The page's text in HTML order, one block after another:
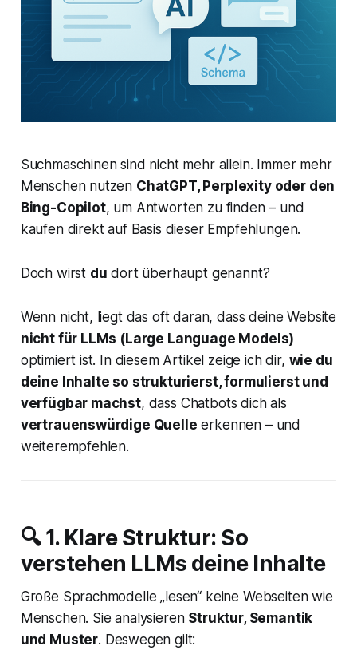
Suchmaschinen sind nicht mehr allein. Immer mehr
Menschen nutzen ChatGPT, Perplexity oder den
Bing-Copilot, um Antworten zu finden – und
kaufen direkt auf Basis dieser Empfehlungen.
Doch wirst du dort überhaupt genannt?
Wenn nicht, liegt das oft daran, dass deine Website
nicht für LLMs (Large Language Models)
optimiert ist. In diesem Artikel zeige ich dir, wie du
deine Inhalte so strukturierst, formulierst und
verfügbar machst, dass Chatbots dich als
vertrauenswürdige Quelle erkennen – und
weiterempfehlen.
🔍 1. Klare Struktur: So
verstehen LLMs deine Inhalte
Große Sprachmodelle „lesen“ keine Webseiten wie
Menschen. Sie analysieren Struktur, Semantik
und Muster. Deswegen gilt: